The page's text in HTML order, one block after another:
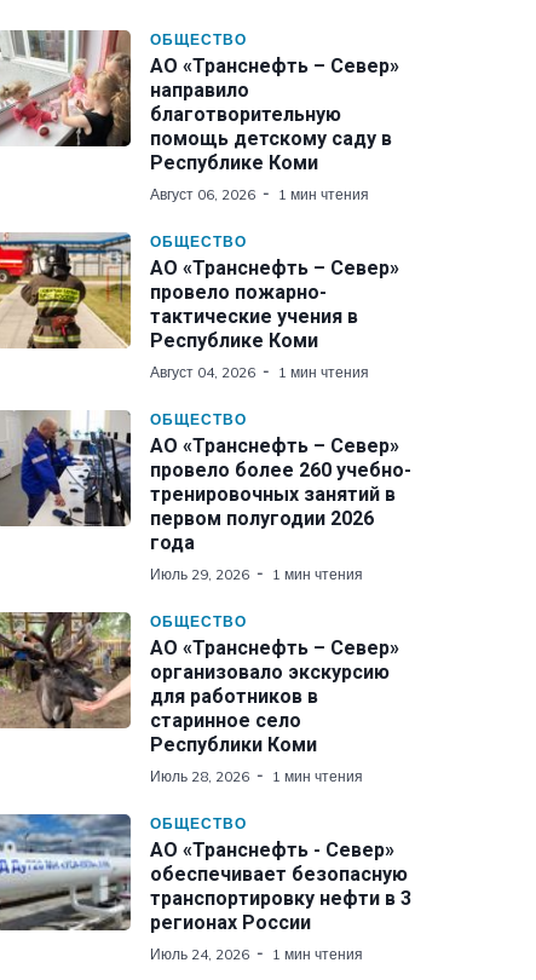
ОБЩЕСТВО
АО «Транснефть – Север»
направило
благотворительную
помощь детскому саду в
Республике Коми
Август 06, 2026 1 мин чтения
ОБЩЕСТВО
АО «Транснефть – Север»
провело пожарно-
тактические учения в
Республике Коми
Август 04, 2026 1 мин чтения
ОБЩЕСТВО
АО «Транснефть – Север»
провело более 260 учебно-
тренировочных занятий в
первом полугодии 2026
года
Июль 29, 2026 1 мин чтения
ОБЩЕСТВО
АО «Транснефть – Север»
организовало экскурсию
для работников в
старинное село
Республики Коми
Июль 28, 2026 1 мин чтения
ОБЩЕСТВО
АО «Транснефть - Север»
обеспечивает безопасную
транспортировку нефти в 3
регионах России
Июль 24, 2026 1 мин чтения